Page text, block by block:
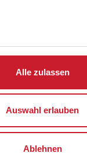
Alle zulassen
Auswahl erlauben
Ablehnen
Verfügbarkeit
Anzahl
sich bei
Änderungen bei der